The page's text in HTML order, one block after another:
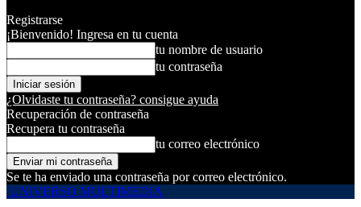
Registrarse
¡Bienvenido! Ingresa en tu cuenta
tu nombre de usuario
tu contraseña
¿Olvidaste tu contraseña? consigue ayuda
Recuperación de contraseña
Recupera tu contraseña
tu correo electrónico
Se te ha enviado una contraseña por correo electrónico.
UNIVERSO MULTIMEDIA